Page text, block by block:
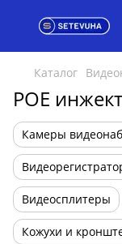
Каталог
POE
Камеры
Видеосплитеры
Кожухи и